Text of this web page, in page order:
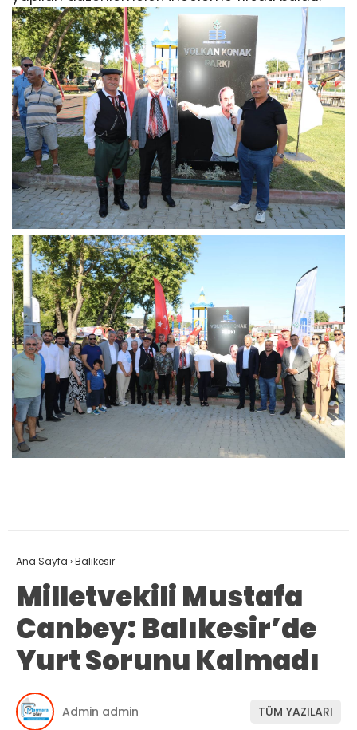
Ana Sayfa ›Balıkesir
Milletvekili Mustafa
Canbey: Balıkesir’de
Yurt Sorunu Kalmadı
Admin admin TÜM YAZILARI